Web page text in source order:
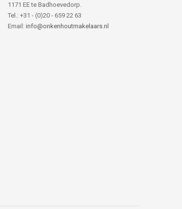
1171 EE te Badhoevedorp.
Tel.: +31 - (0)20 - 659 22 63
Email: info@onkenhoutmakelaars.nl